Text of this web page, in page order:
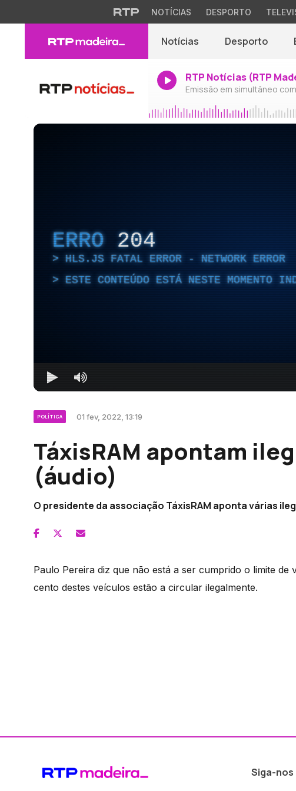
NOTÍCIAS DESPORTO
Notícias Desporto
RTP Notícias (RTP
Emissão em simultâneo
ERRO 204
HLS.JS FATAL ERROR - NETWORK ERROR
ESTE CONTEÚDO ESTÁ NESTE MOMENTO
POLÍTICA 01 fev, 2022, 13:19
TáxisRAM apontam
(áudio)
O presidente da associação TáxisRAM aponta várias
Paulo Pereira diz que não está a ser cumprido o limite
cento destes veículos estão a circular ilegalmente.
Siga-nos